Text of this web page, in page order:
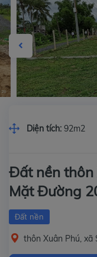
Diện tích: 92m2
Đất nền thôn
Mặt Đường
Đất nền
thôn Xuân Phú, xã